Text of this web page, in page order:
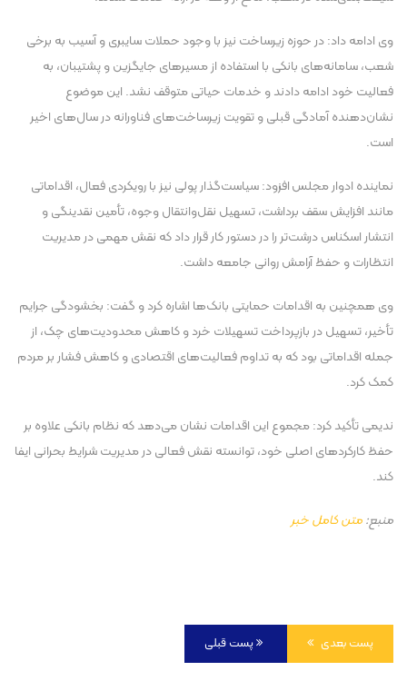
وی ادامه داد: در حوزه زیرساخت نیز با وجود حملات سایبری و آسیب به برخی
شعب، سامانه‌های بانکی با استفاده از مسیرهای جایگزین و پشتیبان، به
فعالیت خود ادامه دادند و خدمات حیاتی متوقف نشد. این موضوع
نشان‌دهنده آمادگی قبلی و تقویت زیرساخت‌های فناورانه در سال‌های اخیر
است.
نماینده ادوار مجلسافزود: سیاست‌گذار پولی نیز با رویکردی فعال، اقداماتی
مانند افزایش سقف برداشت، تسهیل نقل‌وانتقال وجوه، تأمین نقدینگی و
انتشار اسکناس درشت‌تر را در دستور کار قرار داد که نقش مهمی در مدیریت
انتظارات و حفظ آرامش روانی جامعه داشت.
وی همچنین به اقدامات حمایتی بانک‌ها اشاره کرد و گفت: بخشودگی جرایم
تأخیر، تسهیل در بازپرداخت تسهیلات خرد و کاهش محدودیت‌های چک، از
جمله اقداماتی بود که به تداوم فعالیت‌های اقتصادی و کاهش فشار بر مردم
کمک کرد.
ندیمی تأکید کرد: مجموع این اقدامات نشان می‌دهد که نظام بانکی علاوه بر
حفظ کارکردهای اصلی خود، توانسته نقش فعالی در مدیریت شرایط بحرانی ایفا
کند.
منبع:متن کامل خبر
پست قبلی پست بعدی